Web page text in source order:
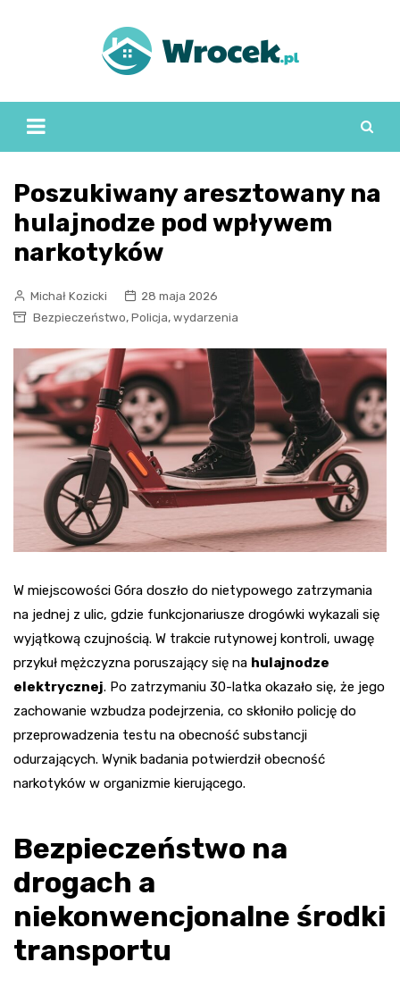
Poszukiwany aresztowany na
hulajnodze pod wpływem
narkotyków
Michał Kozicki
28 maja 2026
Bezpieczeństwo, Policja, wydarzenia
W miejscowości Góra doszło do nietypowego zatrzymania
na jednej z ulic, gdzie funkcjonariusze drogówki wykazali się
wyjątkową czujnością. W trakcie rutynowej kontroli, uwagę
przykuł mężczyzna poruszający się na hulajnodze
elektrycznej. Po zatrzymaniu 30-latka okazało się, że jego
zachowanie wzbudza podejrzenia, co skłoniło policję do
przeprowadzenia testu na obecność substancji
odurzających. Wynik badania potwierdził obecność
narkotyków w organizmie kierującego.
Bezpieczeństwo na
drogach a
niekonwencjonalne środki
transportu